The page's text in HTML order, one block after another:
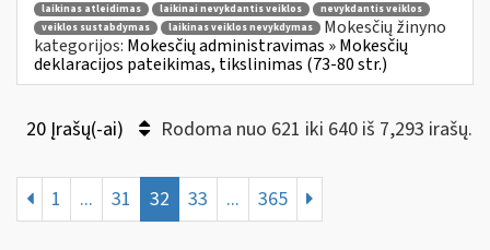
laikinas atleidimas
laikinai nevykdantis veiklos
nevykdantis veiklos
veiklos sustabdymas
laikinas veiklos nevykdymas
Mokesčių žinyno
kategorijos: Mokesčių administravimas » Mokesčių
deklaracijos pateikimas, tikslinimas (73-80 str.)
20 Įrašų(-ai) Rodoma nuo 621 iki 640 iš 7,293 irašų.
1 ... 31 32 33 ... 365